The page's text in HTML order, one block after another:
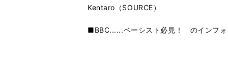
Kentaro（SOURCE）
■BBC......ベーシスト必見！ のインフォ